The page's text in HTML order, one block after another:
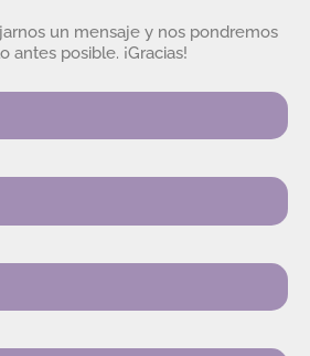
un mensaje y nos pondremos
posible. ¡Gracias!